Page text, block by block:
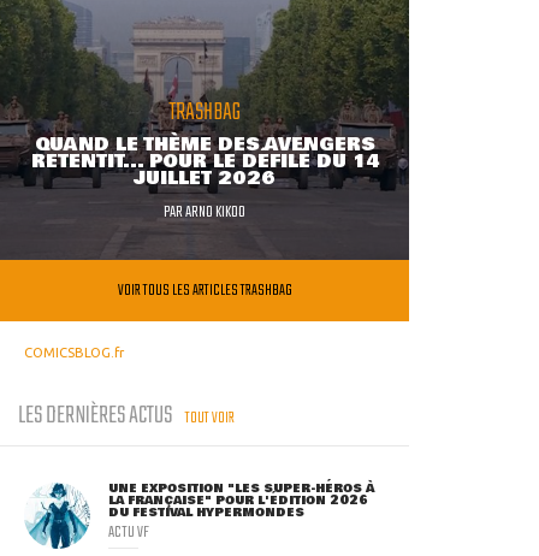
TRASHBAG
QUAND LE THÈME DES AVENGERS
RETENTIT... POUR LE DÉFILÉ DU 14
JUILLET 2026
PARARNO KIKOO
VOIR TOUS LES ARTICLES TRASHBAG
COMICSBLOG.fr
LES DERNIÈRES ACTUS TOUT VOIR
UNE EXPOSITION "LES SUPER-HÉROS À
LA FRANÇAISE" POUR L'ÉDITION 2026
DU FESTIVAL HYPERMONDES
ACTU VF